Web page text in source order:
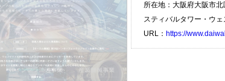
所在地：大阪府大阪市
スティバルタワー・ウェ
URL： https://